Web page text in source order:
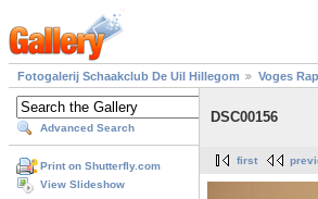
Fotogalerij Schaakclub De Uil Hillegom Voges
Advanced Search
Print on Shutterfly.com
View Slideshow
DSC00156
first